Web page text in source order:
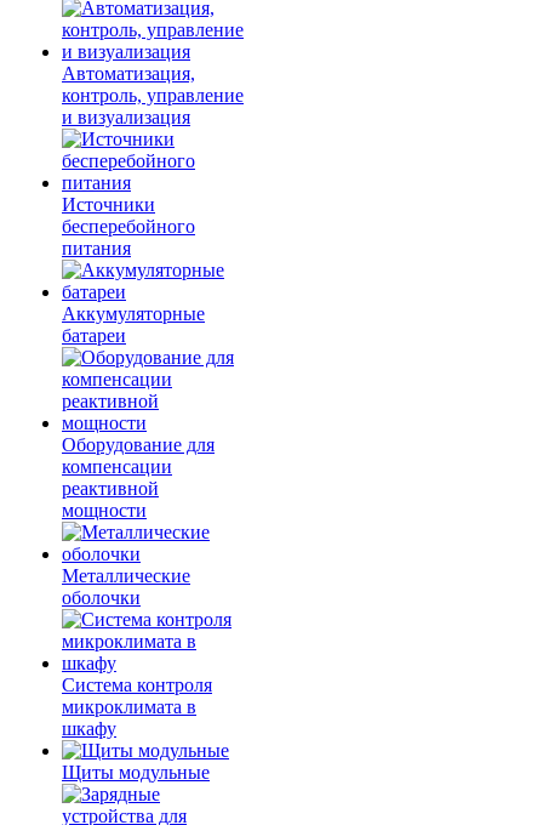
Автоматизация,
контроль, управление
и визуализация
Источники
бесперебойного
питания
Аккумуляторные
батареи
Оборудование для
компенсации
реактивной
мощности
Металлические
оболочки
Система контроля
микроклимата в
шкафу
Щиты модульные